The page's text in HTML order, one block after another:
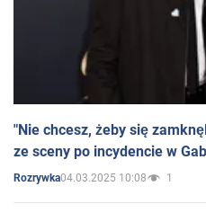
"Nie chcesz, żeby się
ze sceny po incydencie w
Rozrywka04.03.2025 10:08 1